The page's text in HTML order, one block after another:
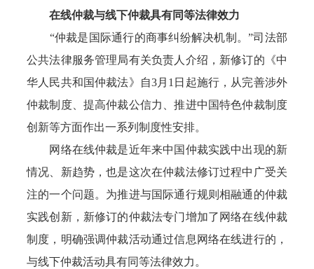
在线仲裁与线下仲裁具有同等法律效力
“仲裁是国际通行的商事纠纷解决机制。”司法部
公共法律服务管理局有关负责人介绍，新修订的《中
华人民共和国仲裁法》自3月1日起施行，从完善涉外
仲裁制度、提高仲裁公信力、推进中国特色仲裁制度
创新等方面作出一系列制度性安排。
网络在线仲裁是近年来中国仲裁实践中出现的新
情况、新趋势，也是这次在仲裁法修订过程中广受关
注的一个问题。为推进与国际通行规则相融通的仲裁
实践创新，新修订的仲裁法专门增加了网络在线仲裁
制度，明确强调仲裁活动通过信息网络在线进行的，
与线下仲裁活动具有同等法律效力。